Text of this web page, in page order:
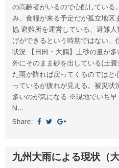
の高齢者がいるので心配している
み。食糧が来る予定だが孤立地区
協 避難所を運営している、避難
げができるという時期ではない、
状況 【日田・大鶴】土砂の量が
外にそのまま砂を出している(土
た雨が降れば戻ってくるのではと
っているが疲れが見える。被災状
多いのが気になる ※現地でいち
N...
Share:
九州大雨による現状（